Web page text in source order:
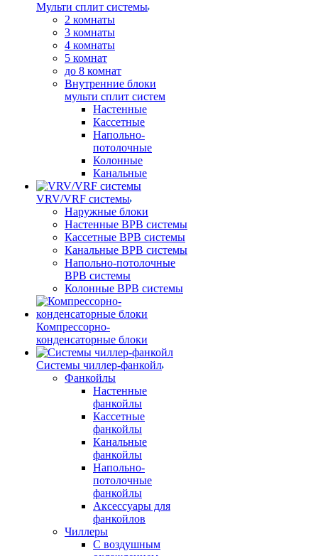
Мульти сплит системы
2 комнаты
3 комнаты
4 комнаты
5 комнат
до 8 комнат
Внутренние блоки
мульти сплит систем
Настенные
Кассетные
Напольно-
потолочные
Колонные
Канальные
VRV/VRF системы
Наружные блоки
Настенные ВРВ системы
Кассетные ВРВ системы
Канальные ВРВ системы
Напольно-потолочные
ВРВ системы
Колонные ВРВ системы
Компрессорно-
конденсаторные блоки
Системы чиллер-фанкойл
Фанкойлы
Настенные
фанкойлы
Кассетные
фанкойлы
Канальные
фанкойлы
Напольно-
потолочные
фанкойлы
Аксессуары для
фанкойлов
Чиллеры
С воздушным